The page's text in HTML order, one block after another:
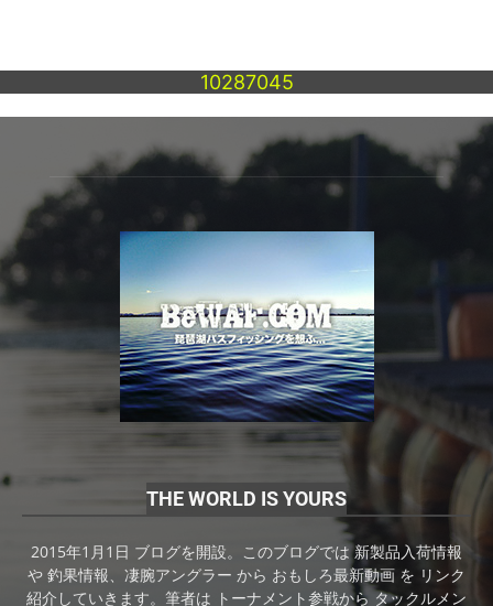
10287045
THE WORLD IS YOURS
2015年1月1日 ブログを開設。このブログでは 新製品入荷情報
や 釣果情報、凄腕アングラー から おもしろ最新動画 を リンク
紹介していきます。筆者は トーナメント参戦から タックルメン